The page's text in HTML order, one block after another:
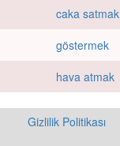
caka satmak
göstermek
hava atmak
Gizlilik Politikası